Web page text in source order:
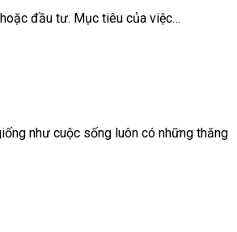
đầu tư. Mục tiêu của việc…
như cuộc sống luôn có những thăng